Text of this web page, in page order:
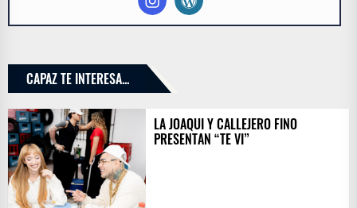
CAPAZ TE INTERESA...
LA JOAQUI Y CALLEJERO FINO
PRESENTAN “TE VI”